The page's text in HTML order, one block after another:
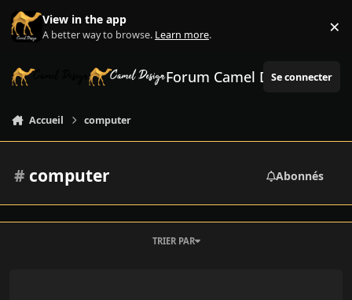
Aller au contenu
View in the app
A better way to browse. Learn more. ×
Forum Camel Design
Se connecter
Accueil computer
# computer Abonnés
TRIER PAR